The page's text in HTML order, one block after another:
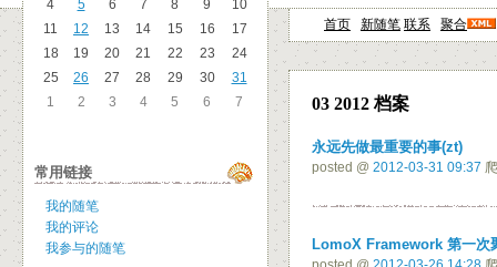
首页 新随笔 联系 聚合
03 2012 档案
永远先做最重要的事(zt)
posted @ 2012-03-31 09:37
LomoX Framework 第一次
4
5 6 7 8 9
10
11
12 13 14 15 16
17
18
19 20 21 22 23
24
25
26 27 28 29 30
31
1
2 3 4 5 6 7
常用链接
我的随笔
我的评论
我参与的随笔